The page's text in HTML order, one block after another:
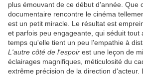
plus émouvant de ce début d'année. Que
documentaire rencontre le cinéma
est un petit miracle. Le résultat est
et parfois peu engageante, qui séduit tout
temps qu'elle tient un peu l'empathie à
L'autre côté de l'espoir est une leçon de
éclairages magnifiques, méticulosité du
extrême précision de la direction d'acteur.